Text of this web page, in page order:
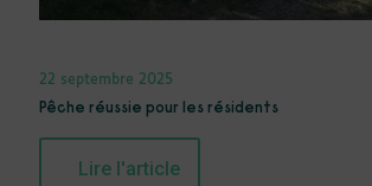
22 septembre 2025
Pêche réussie pour les résidents
Lire l'article